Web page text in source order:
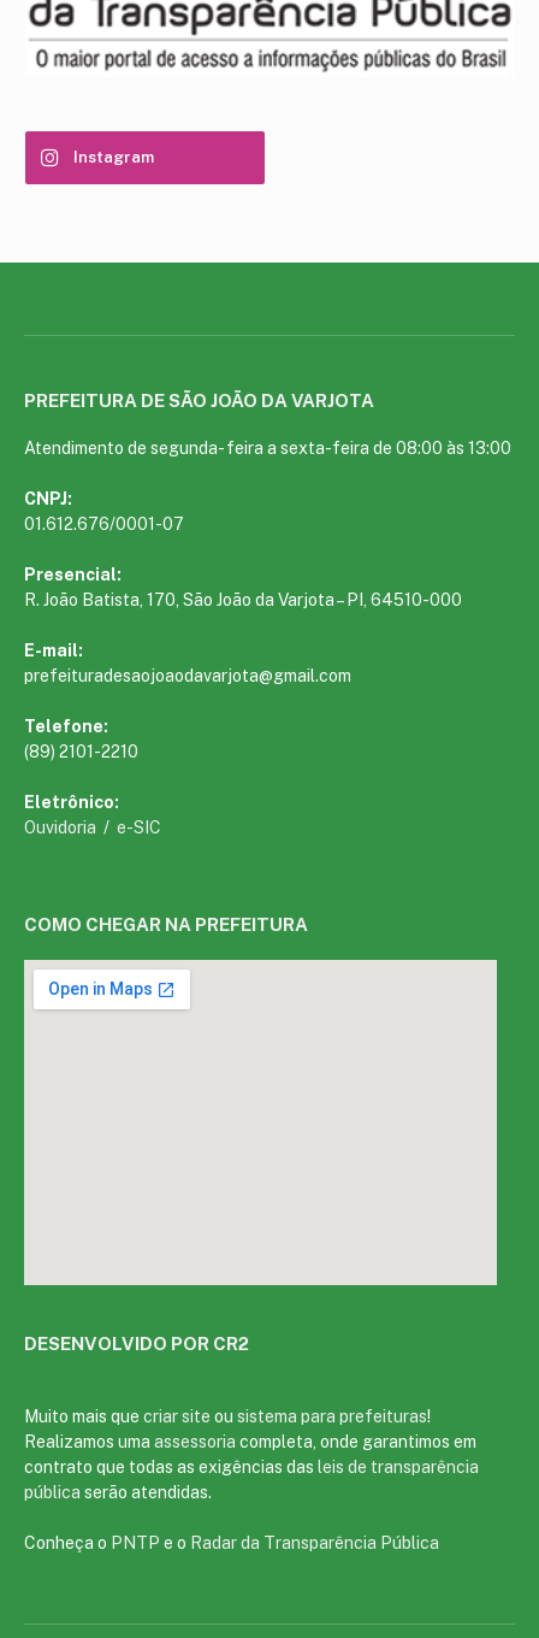
Instagram
PREFEITURA DE SÃO JOÃO DA VARJOTA
Atendimento de segunda- feira a sexta-feira de 08:00 às 13:00
CNPJ:
01.612.676/0001-07
Presencial:
R. João Batista, 170, São João da Varjota – PI, 64510-000
E-mail:
prefeituradesaojoaodavarjota@gmail.com
Telefone:
(89) 2101-2210
Eletrônico:
Ouvidoria / e-SIC
COMO CHEGAR NA PREFEITURA
DESENVOLVIDO POR CR2
Muito mais que criar site ou sistema para prefeituras!
Realizamos uma assessoria completa, onde garantimos em
contrato que todas as exigências das leis de transparência
pública serão atendidas.
Conheça o PNTP e o Radar da Transparência Pública